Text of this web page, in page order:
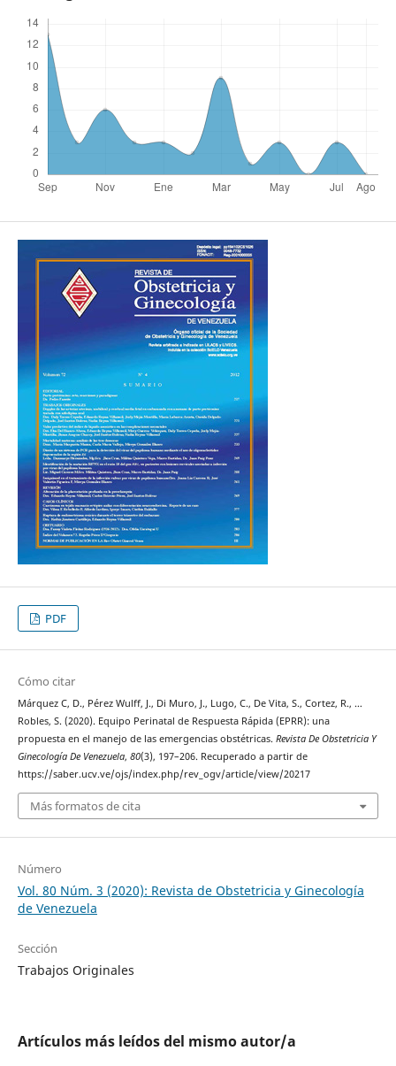
PDF
Cómo citar
Márquez C, D., Pérez Wulff, J., Di Muro, J., Lugo, C., De Vita, S., Cortez, R., …
Robles, S. (2020). Equipo Perinatal de Respuesta Rápida (EPRR): una
propuesta en el manejo de las emergencias obstétricas. Revista De Obstetricia Y
Ginecología De Venezuela, 80(3), 197–206. Recuperado a partir de
https://saber.ucv.ve/ojs/index.php/rev_ogv/article/view/20217
Más formatos de cita
Número
Vol. 80 Núm. 3 (2020): Revista de Obstetricia y Ginecología
de Venezuela
Sección
Trabajos Originales
Artículos más leídos del mismo autor/a